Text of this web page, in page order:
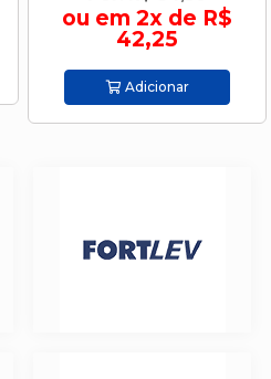
ou em 2x de R$
42,25
Adicionar